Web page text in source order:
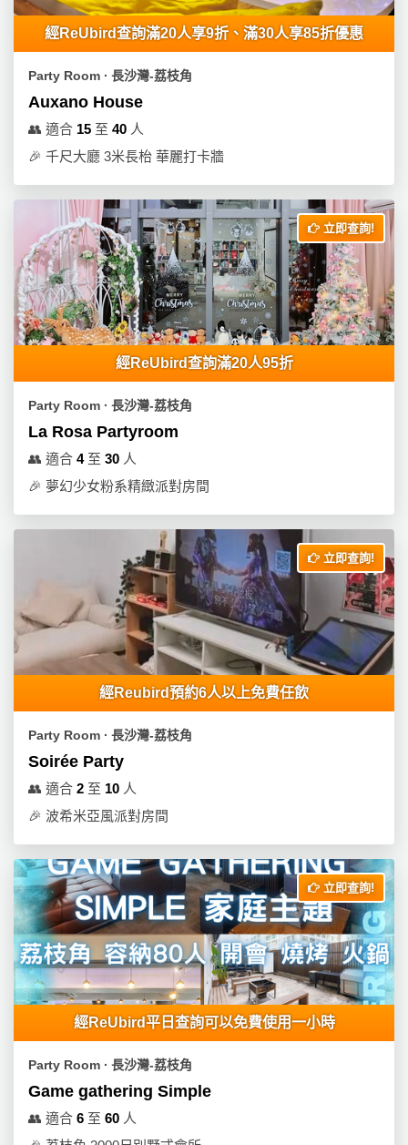
戶
遊
艇
經ReUbird查詢滿20人享9折、滿30人享85折優惠
Party Room ∙ 長沙灣-荔枝角
Auxano House
👥 適合 15 至 40 人
🎉 千尺大廳 3米長枱 華麗打卡牆
立即查詢!
經ReUbird查詢滿20人95折
Party Room ∙ 長沙灣-荔枝角
La Rosa Partyroom
👥 適合 4至 30 人
🎉 夢幻少女粉系精緻派對房間
立即查詢!
經Reubird預約6人以上免費任飲
Party Room ∙ 長沙灣-荔枝角
Soirée Party
👥 適合 2 至 10 人
🎉 波希米亞風派對房間
立即查詢!
經ReUbird平日查詢可以免費使用一小時
Party Room ∙ 長沙灣-荔枝角
Game gathering Simple
👥 適合 6 至 60 人